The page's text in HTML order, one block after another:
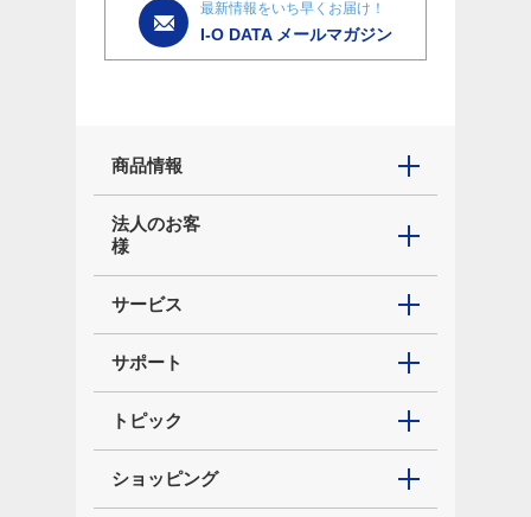
最新情報をいち早くお届け！
I-O DATA メールマガジン
商品情報
法人のお客
様
サービス
サポート
トピック
ショッピング